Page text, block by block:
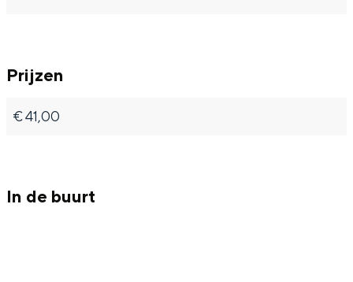
Prijzen
€ 41,00
In de buurt